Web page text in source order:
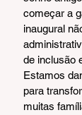
começar a
inaugural
de inclusão
Estamos
para
muitas